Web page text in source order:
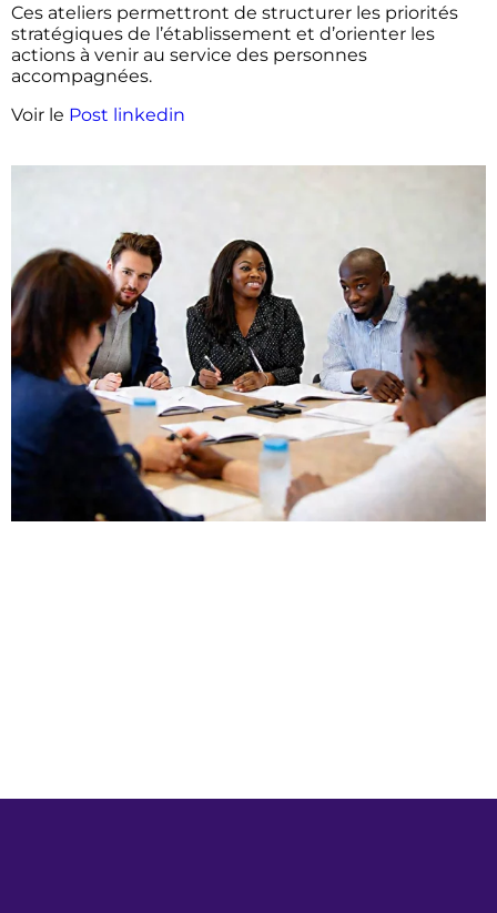
Ces ateliers permettront de structurer les priorités
stratégiques de l’établissement et d’orienter les
actions à venir au service des personnes
accompagnées.
Voir le Post linkedin